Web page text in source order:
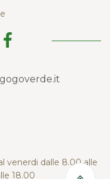
venerdi dalle 8.00 alle
18.00